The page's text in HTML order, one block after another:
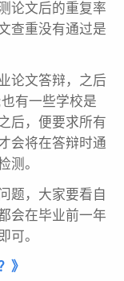
论文后的重复率
查重没有通过是
论文答辩，之后
有一些学校是
后，便要求所有
会将在答辩时通
测。
题，大家要看自
会在毕业前一年
可。
》